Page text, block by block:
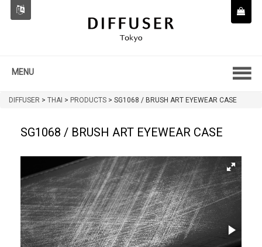
MENU
DIFFUSER > THAI > PRODUCTS > SG1068 / BRUSH ART EYEWEAR CASE
SG1068 / BRUSH ART EYEWEAR CASE